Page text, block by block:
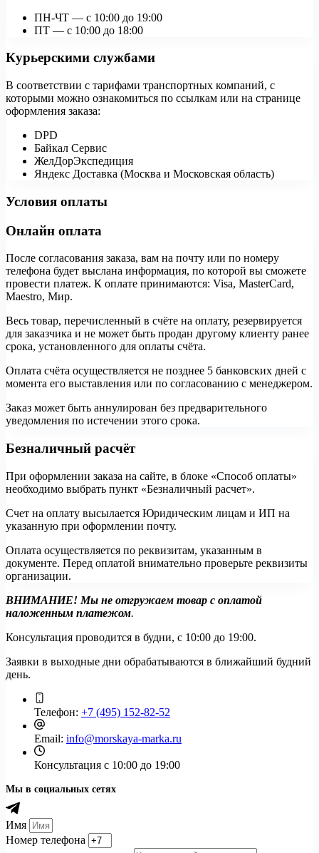
ПН-ЧТ — с 10:00 до 19:00
ПТ — с 10:00 до 18:00
Курьерскими службами
В соответствии с тарифами транспортных компаний, с
которыми можно ознакомиться по ссылкам или на странице
оформления заказа:
DPD
Байкал Сервис
ЖелДорЭкспедиция
Яндекс Доставка (Москва и Московская область)
Условия оплаты
Онлайн оплата
После согласования заказа, вам на почту или по номеру
телефона будет выслана информация, по которой вы сможете
провести платеж. К оплате принимаются: Visa, MasterCard,
Maestro, Мир.
Весь товар, перечисленный в счёте на оплату, резервируется
для заказчика и не может быть продан другому клиенту ранее
срока, установленного для оплаты счёта.
Оплата счёта осуществляется не позднее 5 банковских дней с
момента его выставления или по согласованию с менеджером.
Заказ может быть аннулирован без предварительного
уведомления по истечении этого срока.
Безналичный расчёт
При оформлении заказа на сайте, в блоке «Способ оплаты»
необходимо выбрать пункт «Безналичный расчет».
Счет на оплату высылается Юридическим лицам и ИП на
указанную при оформлении почту.
Оплата осуществляется по реквизитам, указанным в
документе. Перед оплатой внимательно проверьте реквизиты
организации.
ВНИМАНИЕ! Мы не отгружаем товар с оплатой
наложенным платежом.
Консультация проводится в будни, с 10:00 до 19:00.
Заявки в выходные дни обрабатываются в ближайший будний
день.
Телефон: +7 (495) 152-82-52
Email: info@morskaya-marka.ru
Консультация с 10:00 до 19:00
Мы в социальных сетях
Имя
Номер телефона